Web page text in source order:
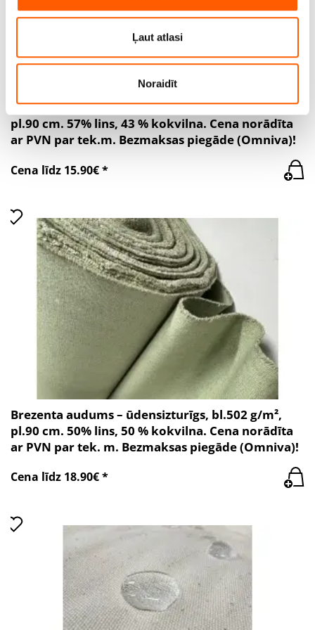
sociālās saziņas līdzekļu, reklamēšanas un analīzes
partneriem, kuri to var apvienot ar citu informāciju, ko
pakalpojumus.
Ļaut atlasi
Noraidīt
Brezenta audums – ūdensatgrūdošs, bl.330 g/m²,
pl.90 cm. 57% lins, 43 % kokvilna. Cena norādīta
ar PVN par tek.m. Bezmaksas piegāde (Omniva)!
Cena līdz 15.90€ *
Brezenta audums – ūdensizturīgs, bl.502 g/m²,
pl.90 cm. 50% lins, 50 % kokvilna. Cena norādīta
ar PVN par tek. m. Bezmaksas piegāde (Omniva)!
Cena līdz 18.90€ *